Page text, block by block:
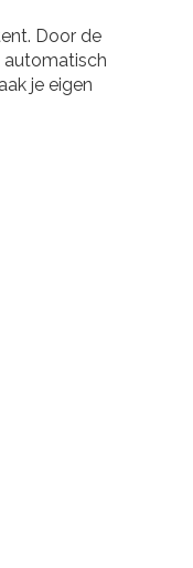
Door de
automatisch
je eigen